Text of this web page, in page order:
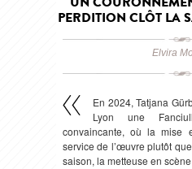
PERDITION CLÔT LA
Elvira
En 2024, Tatjana
Lyon une
convaincante, où la mise
service de l’œuvre plutôt
saison, la metteuse en